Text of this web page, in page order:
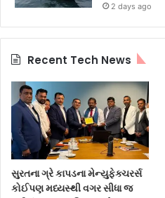
2 days ago
Recent Tech News
સુરતના ગ્રે કાપડના મેન્યુફેક્ચરર્સ
કોઈપણ મધ્યસ્થી વગર સીધા જ